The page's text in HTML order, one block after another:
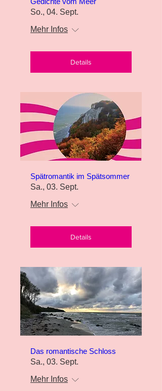
So., 04. Sept.
Mehr Infos
Details
Spätromantik im Spätsommer
Sa., 03. Sept.
Mehr Infos
Details
Das romantische Schloss
Sa., 03. Sept.
Mehr Infos